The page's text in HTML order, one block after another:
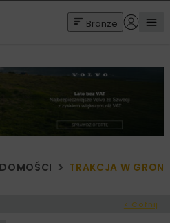
Branże
TRAKCJA W
< Cofnij